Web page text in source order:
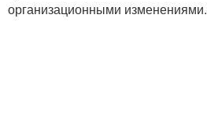
организационными изменениями.